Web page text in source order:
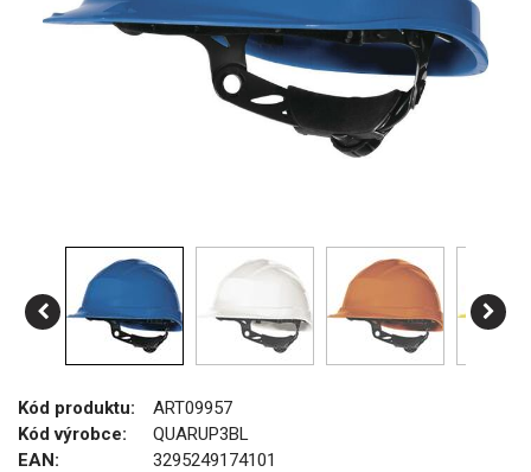
Kód produktu:
ART09957
Kód výrobce:
QUARUP3BL
EAN:
3295249174101